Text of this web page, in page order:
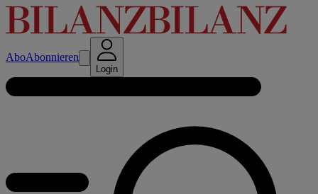
AboAbonnieren
Login